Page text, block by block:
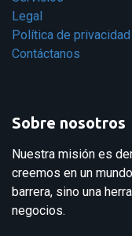
Legal
Política de privacidad
Contáctanos
Sobre nosotros
Nuestra misión es
creemos en un
barrera, sino una
negocios.